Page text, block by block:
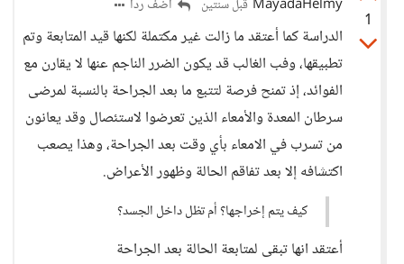
1
MayadaHelmy قبل سنتين أضف ردا
الدراسة كما أعتقد ما زالت غير مكتملة لكنها قيد المتابعة وتم
تطبيقها، وفب الغالب قد يكون الضرر الناجم عنها لا يقارن مع
الفوائد، إذ تمنح فرصة لتتبع ما بعد الجراحة بالنسبة لمرضى
سرطان المعدة والأمعاء الذين تعرضوا لاستئصال وقد يعانون
من تسرب في الامعاء بأي وقت بعد الجراحة، وهذا يصعب
اكتشافه إلا بعد تفاقم الحالة وظهور الأعراض.
كيف يتم إخراجها؟ أم تظل داخل الجسد؟
أعتقد انها تبقى لمتابعة الحالة بعد الجراحة